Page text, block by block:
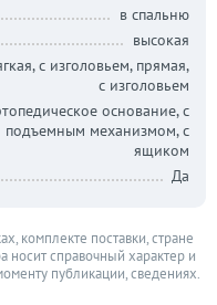
в спальню
высокая
с изголовьем, прямая,
с изголовьем
основание, с
подъемным механизмом, с
ящиком
Да
комплекте поставки, стране
носит справочный характер и
публикации, сведениях.